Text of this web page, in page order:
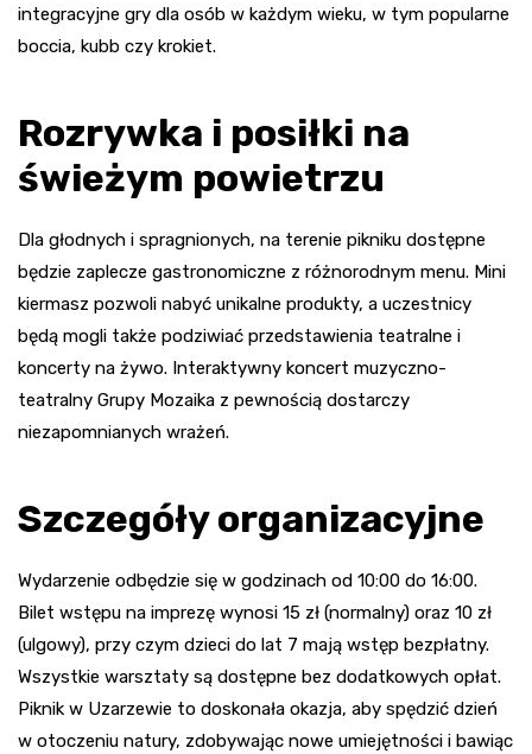
integracyjne gry dla osób w każdym wieku, w tym popularne
boccia, kubb czy krokiet.
Rozrywka i posiłki na
świeżym powietrzu
Dla głodnych i spragnionych, na terenie pikniku dostępne
będzie zaplecze gastronomiczne z różnorodnym menu. Mini
kiermasz pozwoli nabyć unikalne produkty, a uczestnicy
będą mogli także podziwiać przedstawienia teatralne i
koncerty na żywo. Interaktywny koncert muzyczno-
teatralny Grupy Mozaika z pewnością dostarczy
niezapomnianych wrażeń.
Szczegóły organizacyjne
Wydarzenie odbędzie się w godzinach od 10:00 do 16:00.
Bilet wstępu na imprezę wynosi 15 zł (normalny) oraz 10 zł
(ulgowy), przy czym dzieci do lat 7 mają wstęp bezpłatny.
Wszystkie warsztaty są dostępne bez dodatkowych opłat.
Piknik w Uzarzewie to doskonała okazja, aby spędzić dzień
w otoczeniu natury, zdobywając nowe umiejętności i bawiąc